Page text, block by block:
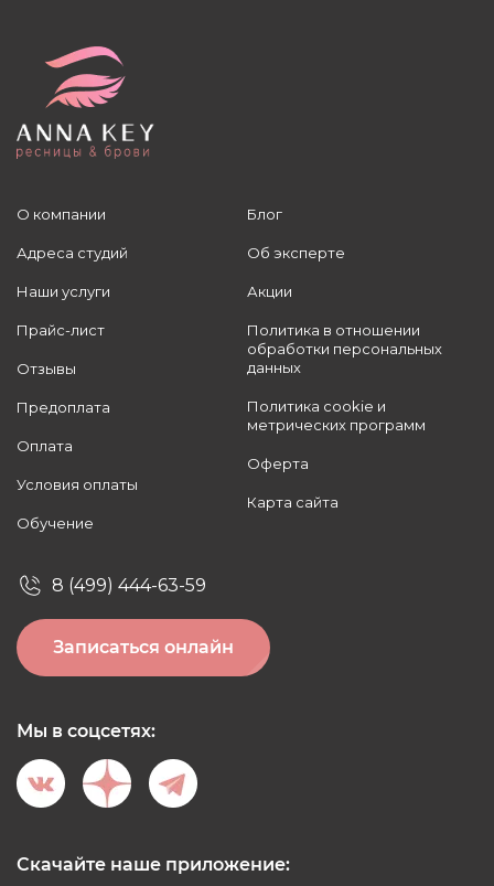
О компании
Адреса студий
Наши услуги
Прайс-лист
Отзывы
Предоплата
Оплата
Условия оплаты
Обучение
Блог
Об эксперте
Акции
Политика в отношении
обработки персональных
данных
Политика cookie и
метрических программ
Оферта
Карта сайта
8 (499) 444-63-59
Записаться онлайн
Мы в соцсетях:
Скачайте наше приложение: